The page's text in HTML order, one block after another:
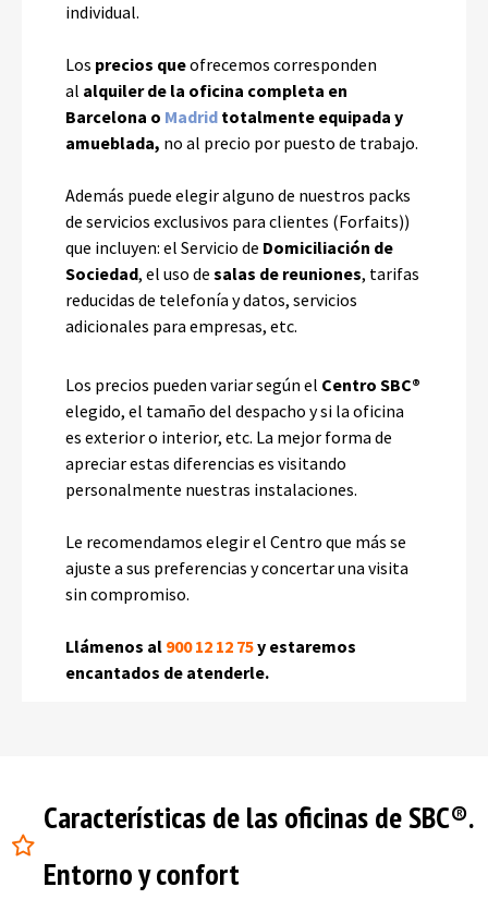
individual.
Los precios queofrecemos corresponden
al alquiler de la oficina completa en
Barcelona o Madrid totalmente equipada y
amueblada, no al precio por puesto de trabajo.
Además puede elegir alguno de nuestros packs
de servicios exclusivos para clientes (Forfaits))
que incluyen: el Servicio de Domiciliación de
Sociedad, el uso de salas de reuniones, tarifas
reducidas de telefonía y datos, servicios
adicionales para empresas, etc.
Los precios pueden variar según el Centro SBC®
elegido, el tamaño del despacho y si la oficina
es exterior o interior, etc. La mejor forma de
apreciar estas diferencias es visitando
personalmente nuestras instalaciones.
Le recomendamos elegir el Centro que más se
ajuste a sus preferencias y concertar una visita
sin compromiso.
Llámenos al 900 12 12 75y estaremos
encantados de atenderle.
Características de las oficinas de SBC®.
Entorno y confort